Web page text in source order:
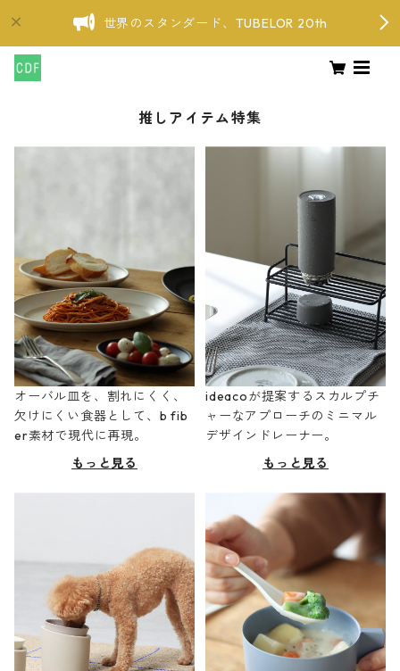
世界のスタンダード、TUBELOR 20th
推しアイテム特集
オーバル皿を、割れにくく、
欠けにくい食器として、b fib
er素材で現代に再現。
もっと見る
ideacoが提案するスカルプチ
ャーなアプローチのミニマル
デザインドレーナー。
もっと見る